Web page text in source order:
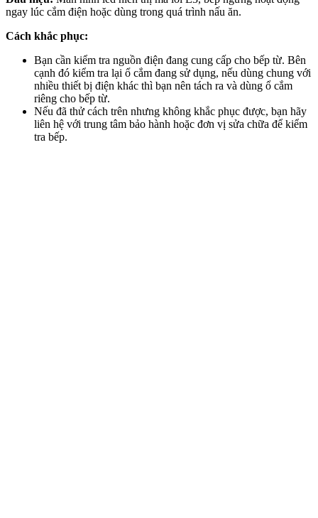
ngay lúc cắm điện hoặc dùng trong quá trình nấu ăn.
Cách khắc phục:
Bạn cần kiểm tra nguồn điện đang cung cấp cho bếp từ. Bên
cạnh đó kiểm tra lại ổ cắm đang sử dụng, nếu dùng chung với
nhiều thiết bị điện khác thì bạn nên tách ra và dùng ổ cắm
riêng cho bếp từ.
Nếu đã thử cách trên nhưng không khắc phục được, bạn hãy
liên hệ với trung tâm bảo hành hoặc đơn vị sửa chữa để kiểm
tra bếp.